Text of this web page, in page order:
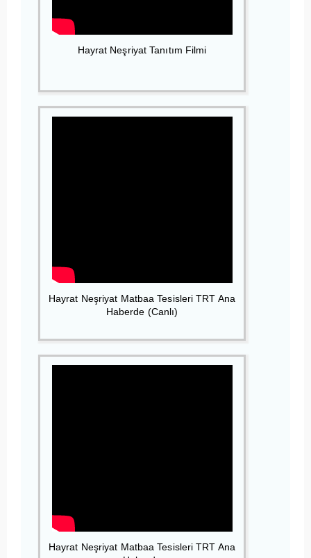
Hayrat Neşriyat Tanıtım Filmi
Hayrat Neşriyat Matbaa Tesisleri TRT Ana
Haberde (Canlı)
Hayrat Neşriyat Matbaa Tesisleri TRT Ana